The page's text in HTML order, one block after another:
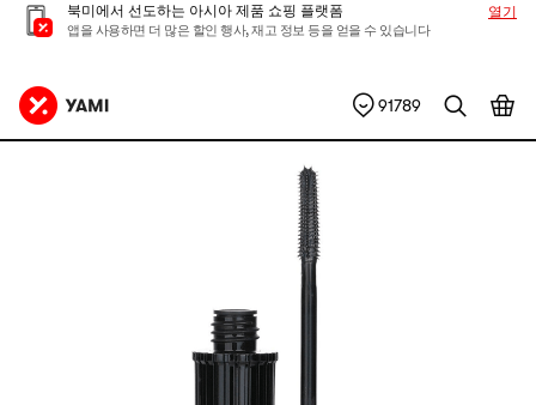
북미에서 선도하는 아시아 제품 쇼핑 플랫폼
앱을 사용하면 더 많은 할인 행사, 재고 정보 등을 얻을 수 있습니다
열기
91789